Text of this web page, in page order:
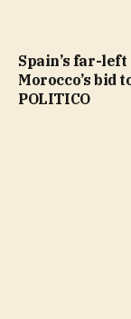
Spain’s far-
Morocco’s bid
POLITICO